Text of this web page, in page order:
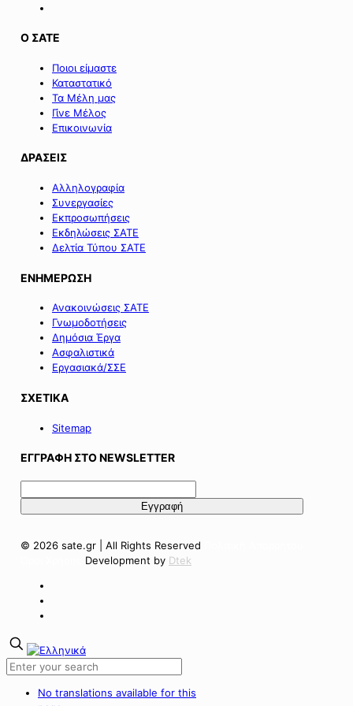
Ο ΣΑΤΕ
Ποιοι είμαστε
Καταστατικό
Τα Μέλη μας
Γίνε Μέλος
Επικοινωνία
ΔΡΑΣΕΙΣ
Αλληλογραφία
Συνεργασίες
Εκπροσωπήσεις
Εκδηλώσεις ΣΑΤΕ
Δελτία Τύπου ΣΑΤΕ
ΕΝΗΜΕΡΩΣΗ
Ανακοινώσεις ΣΑΤΕ
Γνωμοδοτήσεις
Δημόσια Έργα
Ασφαλιστικά
Εργασιακά/ΣΣΕ
ΣΧΕΤΙΚΑ
Sitemap
ΕΓΓΡΑΦΗ ΣΤΟ NEWSLETTER
© 2026 sate.gr | All Rights Reserved
Development by Dtek
No translations available for this